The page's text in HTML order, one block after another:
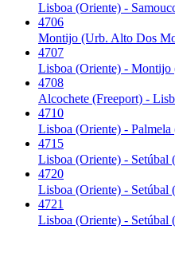
Lisboa (Oriente) -
4706
Montijo (Urb. Alto Dos
4707
Lisboa (Oriente) -
4708
Alcochete (Freeport) -
4710
Lisboa (Oriente) - Palmela
4715
Lisboa (Oriente) - Setúbal
4720
Lisboa (Oriente) - Setúbal
4721
Lisboa (Oriente) - Setúbal